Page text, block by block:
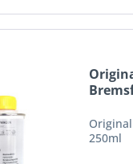
250ml